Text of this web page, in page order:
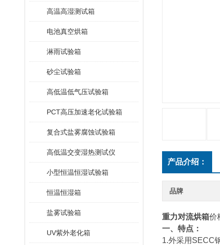
高温高湿测试箱
电池真空烘箱
淋雨试验箱
砂尘试验箱
高低温低气压试验箱
PCT高压加速老化试验箱
复合式盐雾腐蚀试验箱
高低温交变湿热测试仪
小型恒温恒湿试验箱
恒温恒湿箱
盐雾试验箱
UV紫外老化箱
产品介绍：
品牌
重力对流烘箱价
一、特点：
1.外采用SECC